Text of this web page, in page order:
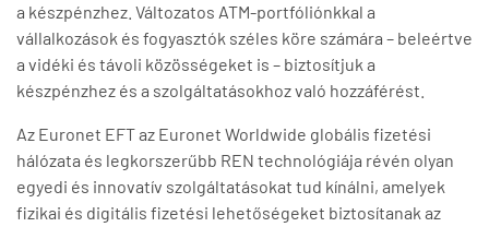
a készpénzhez. Változatos ATM-portfóliónkkal a
vállalkozások és fogyasztók széles köre számára – beleértve
a vidéki és távoli közösségeket is – biztosítjuk a
készpénzhez és a szolgáltatásokhoz való hozzáférést.
Az Euronet EFT az Euronet Worldwide globális fizetési
hálózata és legkorszerűbb REN technológiája révén olyan
egyedi és innovatív szolgáltatásokat tud kínálni, amelyek
fizikai és digitális fizetési lehetőségeket biztosítanak az